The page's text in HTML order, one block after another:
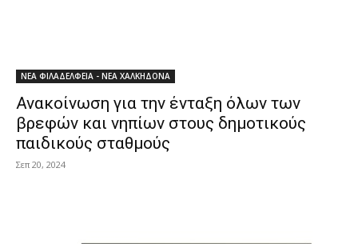
ΝΕΑ ΦΙΛΑΔΕΛΦΕΙΑ - ΝΕΑ ΧΑΛΚΗΔΟΝΑ
Ανακοίνωση για την ένταξη όλων των
βρεφών και νηπίων στους δημοτικούς
παιδικούς σταθμούς
Σεπ 20, 2024